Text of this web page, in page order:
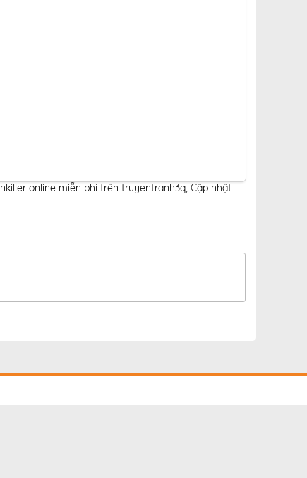
online miễn phí trên truyentranh3q, Cập nhật